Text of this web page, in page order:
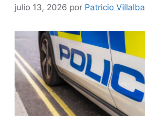
julio 13, 2026 por Patricio Villalba